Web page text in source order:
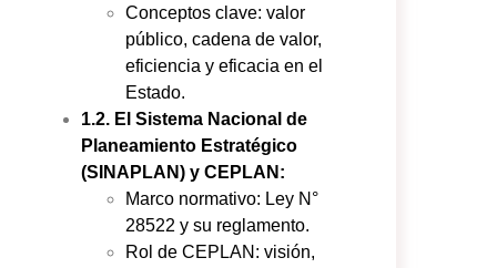
Conceptos clave: valor
público, cadena de valor,
eficiencia y eficacia en el
Estado.
1.2. El Sistema Nacional de
Planeamiento Estratégico
(SINAPLAN) y CEPLAN:
Marco normativo: Ley N°
28522 y su reglamento.
Rol de CEPLAN: visión,